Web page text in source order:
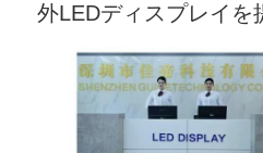
外LEDディスプレイを